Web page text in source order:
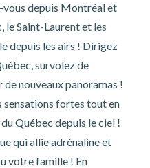
vous depuis Montréal et
le Saint-Laurent et les
depuis les airs ! Dirigez
survolez de
nouveaux panoramas !
fortes tout en
Québec depuis le ciel !
qui allie adrénaline et
votre famille ! En